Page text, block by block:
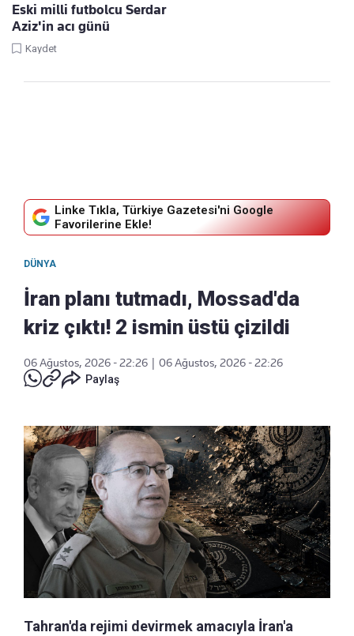
Eski milli futbolcu Serdar
Aziz'in acı günü
Kaydet
Linke Tıkla, Türkiye Gazetesi'ni Google
Favorilerine Ekle!
DÜNYA
İran planı tutmadı, Mossad'da
kriz çıktı! 2 ismin üstü çizildi
06 Ağustos, 2026 - 22:26
06 Ağustos, 2026 - 22:26
Paylaş
Tahran'da rejimi devirmek amacıyla İran'a